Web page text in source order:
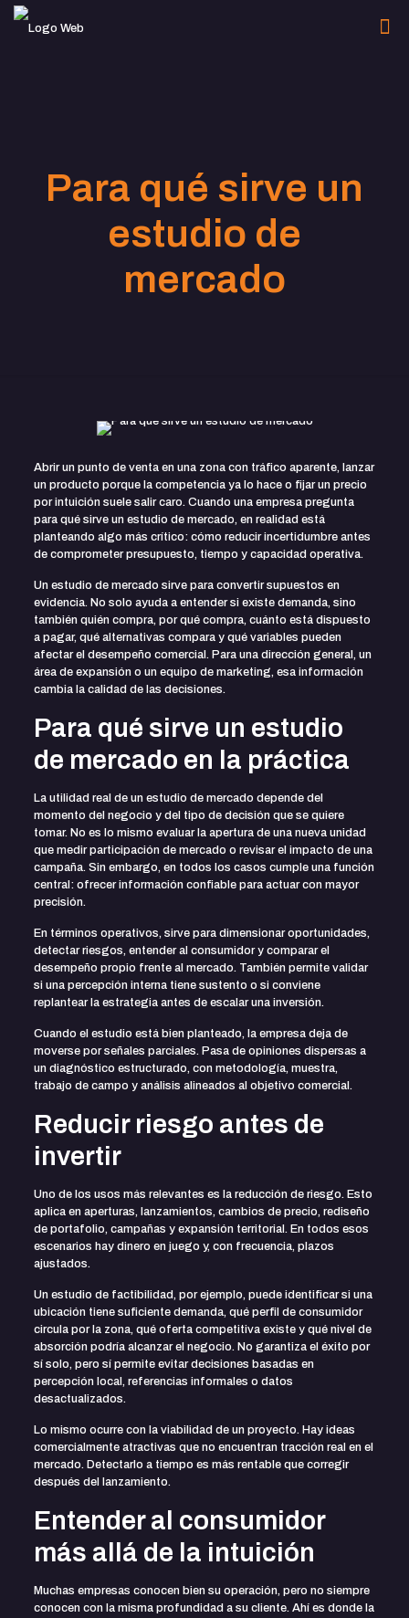
Para qué sirve un
estudio de
mercado
Abrir un punto de venta en una zona con tráfico aparente, lanzar
un producto porque la competencia ya lo hace o fijar un precio
por intuición suele salir caro. Cuando una empresa pregunta
para qué sirve un estudio de mercado, en realidad está
planteando algo más crítico: cómo reducir incertidumbre antes
de comprometer presupuesto, tiempo y capacidad operativa.
Un estudio de mercado sirve para convertir supuestos en
evidencia. No solo ayuda a entender si existe demanda, sino
también quién compra, por qué compra, cuánto está dispuesto
a pagar, qué alternativas compara y qué variables pueden
afectar el desempeño comercial. Para una dirección general, un
área de expansión o un equipo de marketing, esa información
cambia la calidad de las decisiones.
Para qué sirve un estudio
de mercado en la práctica
La utilidad real de un estudio de mercado depende del
momento del negocio y del tipo de decisión que se quiere
tomar. No es lo mismo evaluar la apertura de una nueva unidad
que medir participación de mercado o revisar el impacto de una
campaña. Sin embargo, en todos los casos cumple una función
central: ofrecer información confiable para actuar con mayor
precisión.
En términos operativos, sirve para dimensionar oportunidades,
detectar riesgos, entender al consumidor y comparar el
desempeño propio frente al mercado. También permite validar
si una percepción interna tiene sustento o si conviene
replantear la estrategia antes de escalar una inversión.
Cuando el estudio está bien planteado, la empresa deja de
moverse por señales parciales. Pasa de opiniones dispersas a
un diagnóstico estructurado, con metodología, muestra,
trabajo de campo y análisis alineados al objetivo comercial.
Reducir riesgo antes de
invertir
Uno de los usos más relevantes es la reducción de riesgo. Esto
aplica en aperturas, lanzamientos, cambios de precio, rediseño
de portafolio, campañas y expansión territorial. En todos esos
escenarios hay dinero en juego y, con frecuencia, plazos
ajustados.
Un estudio de factibilidad, por ejemplo, puede identificar si una
ubicación tiene suficiente demanda, qué perfil de consumidor
circula por la zona, qué oferta competitiva existe y qué nivel de
absorción podría alcanzar el negocio. No garantiza el éxito por
sí solo, pero sí permite evitar decisiones basadas en
percepción local, referencias informales o datos
desactualizados.
Lo mismo ocurre con la viabilidad de un proyecto. Hay ideas
comercialmente atractivas que no encuentran tracción real en el
mercado. Detectarlo a tiempo es más rentable que corregir
después del lanzamiento.
Entender al consumidor
más allá de la intuición
Muchas empresas conocen bien su operación, pero no siempre
conocen con la misma profundidad a su cliente. Ahí es donde la